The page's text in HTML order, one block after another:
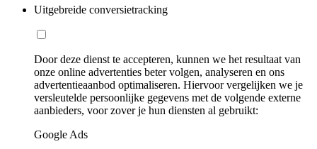
Uitgebreide conversietracking
Door deze dienst te accepteren, kunnen we het resultaat van
onze online advertenties beter volgen, analyseren en ons
advertentieaanbod optimaliseren. Hiervoor vergelijken we je
versleutelde persoonlijke gegevens met de volgende externe
aanbieders, voor zover je hun diensten al gebruikt:
Google Ads